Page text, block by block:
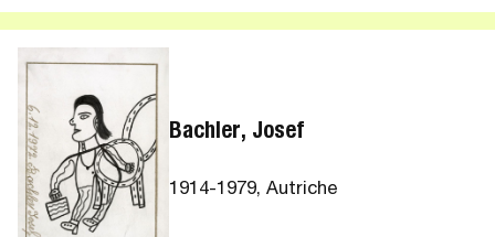
Bachler, Josef
1914-1979, Autriche